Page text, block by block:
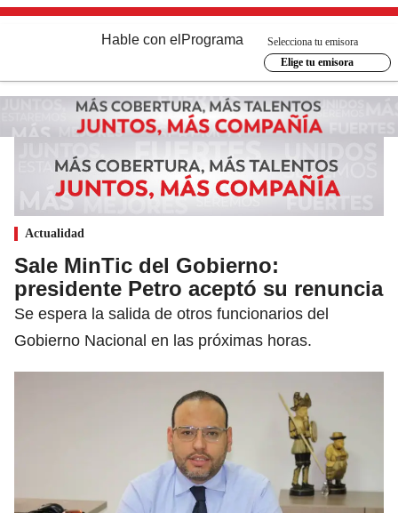
Hable con el Programa
Selecciona tu emisora
Elige tu emisora
Actualidad
Sale MinTic del Gobierno:
presidente Petro aceptó su renuncia
Se espera la salida de otros funcionarios del
Gobierno Nacional en las próximas horas.